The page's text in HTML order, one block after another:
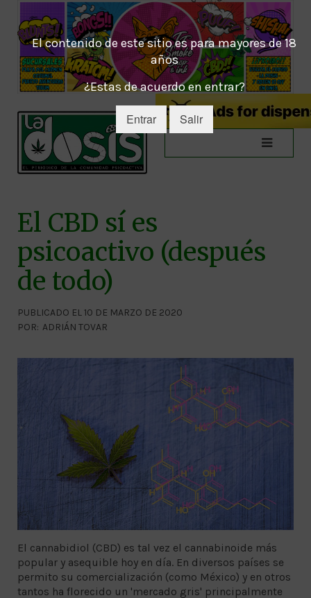
El contenido de este sitio es para mayores de 18
años
¿Estas de acuerdo en entrar?
Entrar Salir
El CBD sí es
psicoactivo (después
de todo)
PUBLICADO EL 10 DE MARZO DE 2020
POR: ADRIÁN TOVAR
El cannabidiol (CBD) es tal vez el cannabinoide más
popular y asequible hoy en día. En diversos países se
permito su comercialización (como México) y en otros
tantos ha florecido un 'mercado gris' principalmente